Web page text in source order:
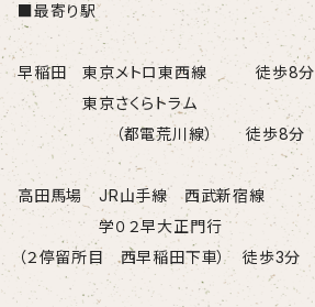
■最寄り駅
早稲田 東京メトロ東西線 徒歩8分
東京さくらトラム
（都電荒川線） 徒歩8分
高田馬場 JR山手線 西武新宿線
学０２早大正門行
（２停留所目 西早稲田下車） 徒歩3分